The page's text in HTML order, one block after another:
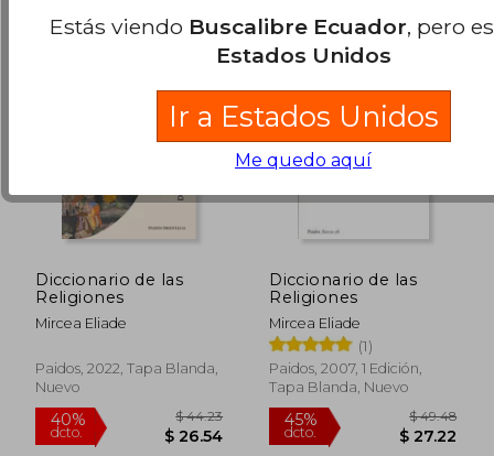
45%
dcto.
$ 37.91
$ 20.85
45%
dcto. $
Diccionario de las
Religiones
Mircea Eliade
Paidos, 2022, Tapa Blanda,
Nuevo
Diccionario de las
Religiones
Mircea Eliade
(1)
Paidos, 2007, 1 Edición,
Tapa Blanda, Nuevo
Estás viendo Buscalibre Ecuador, pero
Estados Unidos
Ir a Estados Unidos
Me quedo aquí